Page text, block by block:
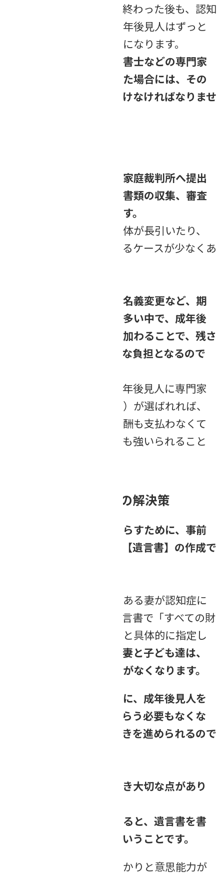
つまり、遺産分割協議が終わった後も、認知
症の方が亡くなるまで成年後見人はずっと
財産を管理し続けることになります。
弁護士、司法書士、行政書士などの専門家
が成年後見人に選任された場合には、その
報酬も継続して支払い続けなければなりませ
成年後見人の選任には、家庭裁判所へ提出
する申立書の作成や必要書類の収集、審査
のための時間がかかります。
これにより相続手続き全体が長引いたり、
思わぬ費用や手間が増えるケースが少なくあ
相続税の申告や不動産の名義変更など、期
限が定められた手続きも多い中で、成年後
見人選任のための時間が加わることで、残さ
れたご家族にとって大きな負担となるので
さらに前述のとおり、成年後見人に専門家
（弁護士や司法書士など）が選ばれれば、
当然ながら専門家への報酬も支払わなくて
はならず、金銭的な負担も強いられること
行政書士の立場からの解決策
こうした手間や費用を減らすために、事前
にできる対策のひとつが【遺言書】の作成で
例えば、自分の相続人である妻が認知症に
なった場合に備えて、遺言書で「すべての財
産を長男に相続させる」と具体的に指定し
相続人である妻と子ども達は、
遺産分割協議を行う必要がなくなります。
認知症の妻のために、成年後見人を
家庭裁判所で選任してもらう必要もなくな
り、スムーズに相続手続きを進められるので
ただし、ここで注意すべき大切な点があり
それは「認知症が進行すると、遺言書を書
けなくなってしまう」ということです。
遺言書は「ご本人がしっかりと意思能力が